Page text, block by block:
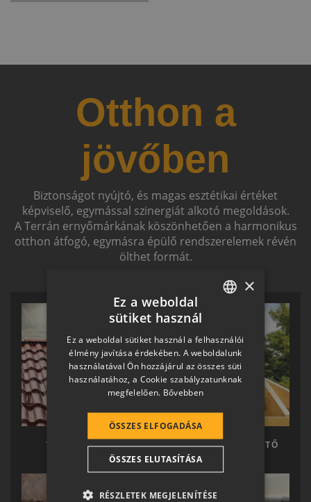
Otthon a
jövőben
Biztonságot nyújtó, és magas esztétikai értéket
képviselő, egymással szinergiát alkotó megoldások.
A Terrán ernyőmárkának köszönhetően a harmonikus
otthon átfogó, egymásra épülő rendszerelemek révén
ölthet formát.
TERRÁN TETŐ TERRÁN KÉSZTETŐ
HUNGARIAN
SLOVAK
GERMAN
ROMANIAN
CROATIAN
SR
RO-HU
×
Ez a weboldal
sütiket használ
Ez a weboldal sütiket használ a felhasználói
élmény javítása érdekében. A weboldalunk
használatával Ön hozzájárul az összes süti
használatához, a Cookie szabályzatunknak
megfelelően. Bővebben
ÖSSZES ELFOGADÁSA
ÖSSZES ELUTASÍTÁSA
RÉSZLETEK MEGJELENÍTÉSE